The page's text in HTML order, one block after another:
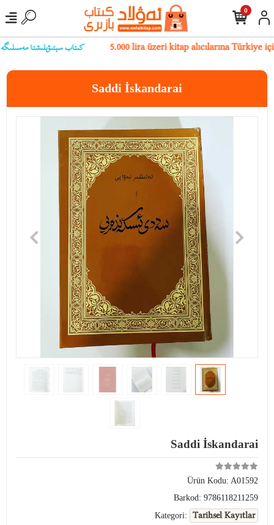
كىتاب سېتىۋېلىشتا مەسىلىگە 5.000 lira üzeri kitap alıcılarına
0
Saddi İskandarai
Saddi İskandarai
Ürün Kodu: A01592
Barkod: 9786118211259
Kategori:
Tarihsel Kayıtlar